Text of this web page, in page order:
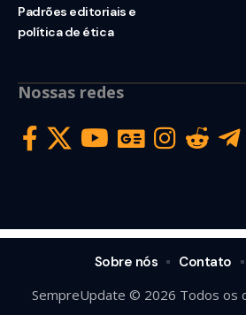
Padrões editoriais e
política de ética
Nossas redes
SempreUpdate © 2026 Todos os
Sobre nós Contato